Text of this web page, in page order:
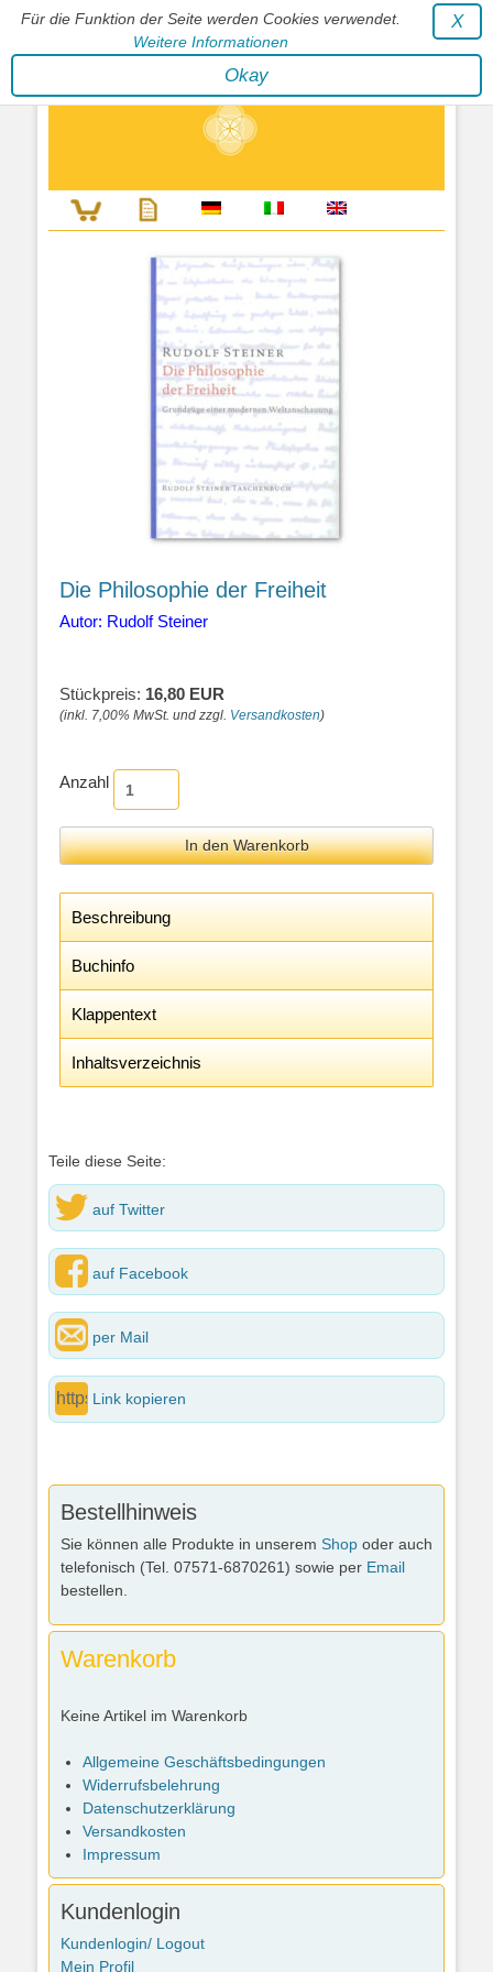
Für die Funktion der Seite werden Cookies verwendet.
Weitere Informationen
X
Okay
Stephan Wunderlich Verlag
Literatur zur Förderung der Gestaltfähigkeit des Lebens
Die Philosophie der Freiheit
Autor: Rudolf Steiner
Stückpreis: 16,80 EUR
(inkl. 7,00% MwSt. und zzgl. Versandkosten)
Anzahl
Beschreibung
Buchinfo
Klappentext
Inhaltsverzeichnis
Teile diese Seite:
auf Twitter
auf Facebook
per Mail
Link kopieren
Bestellhinweis
Sie können alle Produkte in unserem Shop oder auch
telefonisch (Tel. 07571-6870261) sowie per Email
bestellen.
Warenkorb
Keine Artikel im Warenkorb
Allgemeine Geschäftsbedingungen
Widerrufsbelehrung
Datenschutzerklärung
Versandkosten
Impressum
Kundenlogin
Kundenlogin/ Logout
Mein Profil